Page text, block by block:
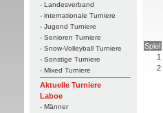
- Landesverband
- internationale Turniere
- Jugend Turniere
- Senioren Turniere
- Snow-Volleyball Turniere
- Sonstige Turniere
- Mixed Turniere
Aktuelle Turniere
Laboe
- Männer
Spiel
1
2